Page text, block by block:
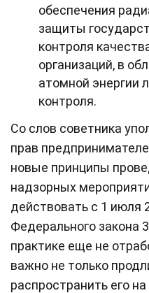
обеспечения
защиты
контроля
организаций, в
атомной энергии
контроля.
Со слов советника
прав
новые принципы
надзорных
действовать с 1 июля
Федерального закона
практике еще не
важно не только
распространить его